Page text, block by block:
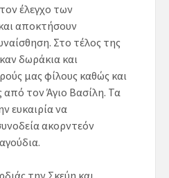
έλεγχο των
αποκτήσουν
Στο τέλος της
δωράκια και
μας φίλους καθώς και
τον Άγιο Βασίλη. Τα
ευκαιρία να
ακορντεόν